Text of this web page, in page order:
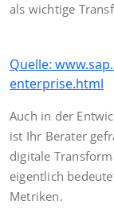
als wichtige
Quelle:
enterprise.html
Auch in der
ist Ihr Berater
digitale
eigentlich
Metriken.